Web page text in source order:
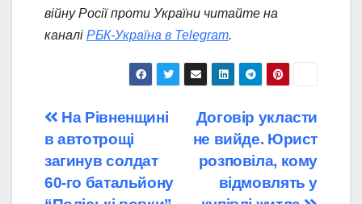
війну Росії проти України читайте на
каналі РБК-Україна в Telegram.
Навігація
записів
Договір укласти
не вийде. Юрист
розповіла, кому
відмовлять у
На Рівненщині
в автотрощі
загинув солдат
60-го батальйону